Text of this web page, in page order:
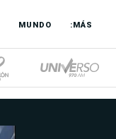
MUNDO :MÁS